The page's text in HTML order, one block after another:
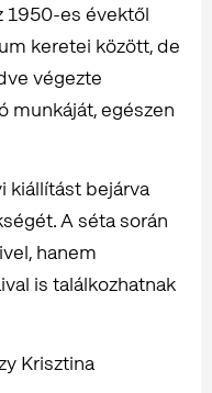
1950-es évektől
keretei között, de
végezte
munkáját, egészen
kiállítást bejárva
A séta során
hanem
is találkozhatnak
Krisztina